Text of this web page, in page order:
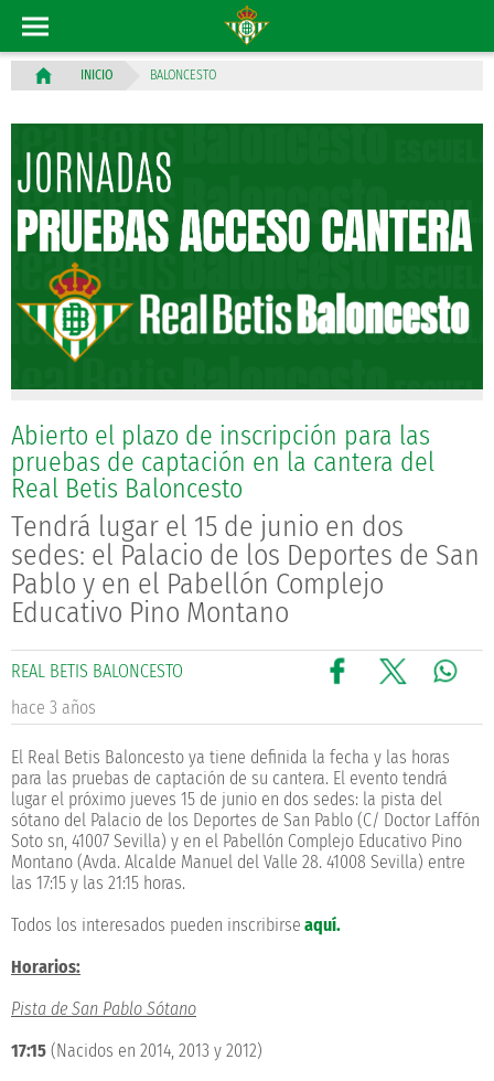
INICIO BALONCESTO
Abierto el plazo de inscripción para las
pruebas de captación en la cantera del
Real Betis Baloncesto
Tendrá lugar el 15 de junio en dos
sedes: el Palacio de los Deportes de San
Pablo y en el Pabellón Complejo
Educativo Pino Montano
REAL BETIS BALONCESTO
hace 3 años
El Real Betis Baloncesto ya tiene definida la fecha y las horas
para las pruebas de captación de su cantera. El evento tendrá
lugar el próximo jueves 15 de junio en dos sedes: la pista del
sótano del Palacio de los Deportes de San Pablo (C/ Doctor Laffón
Soto sn, 41007 Sevilla) y en el Pabellón Complejo Educativo Pino
Montano (Avda. Alcalde Manuel del Valle 28. 41008 Sevilla) entre
las 17:15 y las 21:15 horas.
Todos los interesados pueden inscribirse aquí.
Horarios:
Pista de San Pablo Sótano
17:15 (Nacidos en 2014, 2013 y 2012)